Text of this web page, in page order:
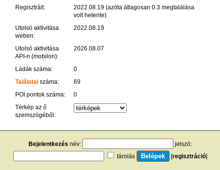
Regisztrált:
2022.08.19 (azóta átlagosan 0.3 megtalálása
volt hetente)
Utolsó aktivitása
weben:
2022.08.19
Utolsó aktivitása
API-n (mobilon):
2026.08.07
Ládák száma:
0
Találataiszáma:
69
POI pontok száma:
0
Térkép az ő
szemszögéből:
Bejelentkezés név:
jelszó:
tárolás
[regisztráció]